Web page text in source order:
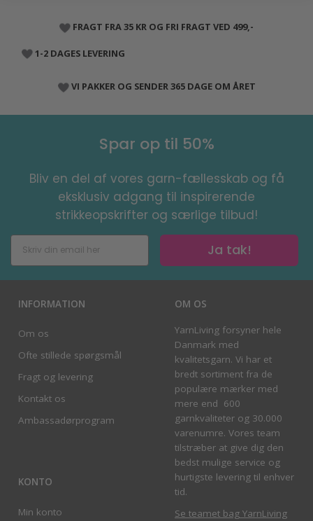
FRAGT FRA 35 KR OG FRI FRAGT VED 499,-
1-2 DAGES LEVERING
VI PAKKER OG SENDER 365 DAGE OM ÅRET
Spar op til 50%
Bliv en del af vores garn-fællesskab og få
eksklusiv adgang til inspirerende
strikkeopskrifter og særlige tilbud!
Ja tak!
INFORMATION
Om os
Ofte stillede spørgsmål
Fragt og levering
Kontakt os
Ambassadørprogram
KONTO
Min konto
OM OS
YarnLiving forsyner hele
Danmark med
kvalitetsgarn. Vi har et
bredt sortiment fra de
populære mærker med
mere end 600
garnkvaliteter og 30.000
varenumre. Vores team
tilstræber at give dig den
bedst mulige service og
hurtigste levering til enhver
tid.
Se teamet bag YarnLiving